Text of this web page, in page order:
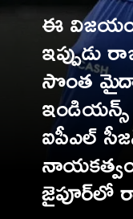
ఈ
ఇప్పుడు
సొంత
ఇండియన్స్
ఐపీఎల్
జైపూర్‌లో